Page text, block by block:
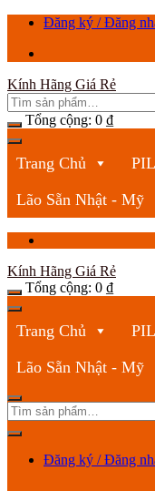
ChuyểnĐăng ký / Đăng
Kính Hãng Giá Rẻ
Tổng cộng: 0 ₫
Trang Chủ
Lão Sẵn Nhật - Mỹ
Kính Hãng Giá Rẻ
Tổng cộng: 0 ₫
Trang Chủ
Lão Sẵn Nhật - Mỹ
Đăng ký / Đăng